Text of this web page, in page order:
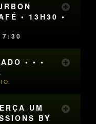
• 13H30 •
• • •
UM
BY